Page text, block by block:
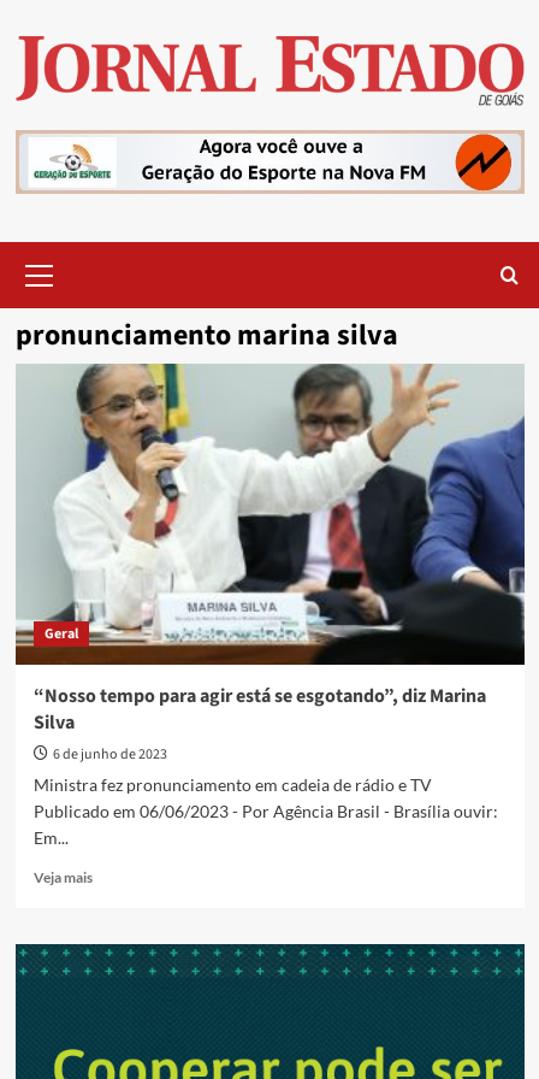
content
Menu
pronunciamento marina silva
Geral
“Nosso tempo para agir está se esgotando”, diz Marina
Silva
6 de junho de 2023
Ministra fez pronunciamento em cadeia de rádio e TV
Publicado em 06/06/2023 - Por Agência Brasil - Brasília ouvir:
Em...
Veja maisRead
“Nosso
tempo
se